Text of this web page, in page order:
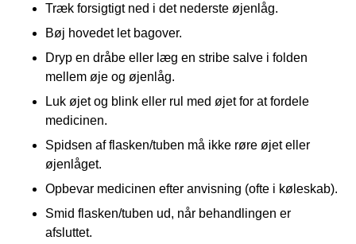
Træk forsigtigt ned i det nederste øjenlåg.
Bøj hovedet let bagover.
Dryp en dråbe eller læg en stribe salve i folden
mellem øje og øjenlåg.
Luk øjet og blink eller rul med øjet for at fordele
medicinen.
Spidsen af flasken/tuben må ikke røre øjet eller
øjenlåget.
Opbevar medicinen efter anvisning (ofte i køleskab).
Smid flasken/tuben ud, når behandlingen er
afsluttet.